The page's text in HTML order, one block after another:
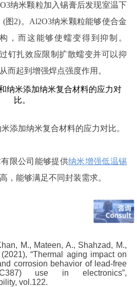
纳米颗粒加入锡膏后发现室温下
(图2)。Al2O3纳米颗粒能够使合金
，而这能够使蠕变得到抑制。
钉扎效应限制扩散蠕变并可以抑
而起到增强焊点强度作用。
添加纳米复合材料的应力对比。
限公司能够提供纳米增强低温锡
，能够满足不同封装需求。
M., Mateen, A., Shahzad, M.,
“Thermal aging impact on
corrosion behavior of lead-free
use in electronics”,
vol.122.